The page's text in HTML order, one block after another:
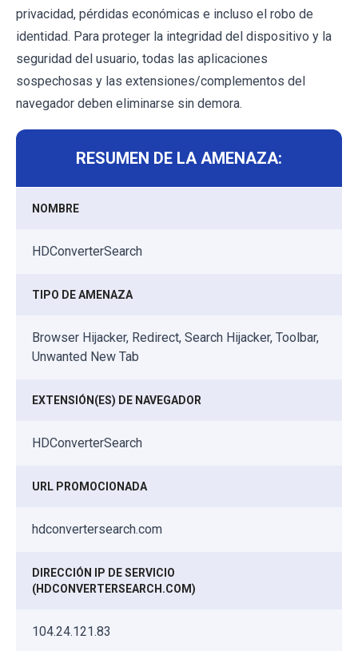
privacidad, pérdidas económicas e incluso el robo de
identidad. Para proteger la integridad del dispositivo y la
seguridad del usuario, todas las aplicaciones
sospechosas y las extensiones/complementos del
navegador deben eliminarse sin demora.
RESUMEN DE LA AMENAZA:
NOMBRE
HDConverterSearch
TIPO DE AMENAZA
Browser Hijacker, Redirect, Search Hijacker, Toolbar,
Unwanted New Tab
EXTENSIÓN(ES) DE NAVEGADOR
HDConverterSearch
URL PROMOCIONADA
hdconvertersearch.com
DIRECCIÓN IP DE SERVICIO
(HDCONVERTERSEARCH.COM)
104.24.121.83